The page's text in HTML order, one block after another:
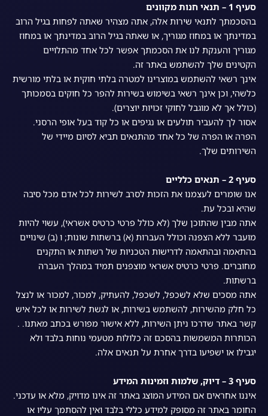
סעיף 1 – תנאי חנות מקוונים
בהסכמתך לתנאי שירות אלה, אתה מצהיר שאתה לפחות בגיל הרוב
במדינתך או במחוז מגוריך, או שאתה בגיל הרוב במדינתך או במחוז
מגוריך והענקת לנו את הסכמתך אפשר לכל אחד מהתלויים
הקטינים שלך להשתמש באתר זה.
אינך רשאי להשתמש במוצרינו למטרה בלתי חוקית או בלתי מורשית
כלשהי, וכן אינך רשאי בשימוש בשירות להפר כל חוקים בסמכותך
(כולל אך לא מוגבל לחוקי זכויות יוצרים).
אסור לך להעביר תולעים או נגיפים או כל קוד בעל אופי הרסני.
הפרה או הפרה של כל אחד מהתנאים תביא לסיום מיידי של
השירותים שלך.
סעיף 2 – תנאים כלליים
אנו שומרים לעצמנו את הזכות לסרב לשירות לכל אדם מכל סיבה
שהיא ובכל עת.
אתה מבין שהתוכן שלך (לא כולל פרטי כרטיס אשראי), עשוי להיות
מועבר ללא הצפנה וכולל העברות (א) ברשתות שונות; ו (ב) שינויים
בהתאמה ובהתאמה לדרישות הטכניות של רשתות או התקנים
מחוברים. פרטי כרטיס אשראי מוצפנים תמיד במהלך העברה
ברשתות.
אתה מסכים שלא לשכפל, לשכפל, להעתיק, למכור, למכור או לנצל
כל חלק מהשירות, להשתמש בשירות, או לגשת לשירות או לכל איש
קשר באתר שדרכו ניתן השירות, ללא אישור מפורש בכתב מאתנו. .
הכותרות המשמשות בהסכם זה כלולות מטעמי נוחות בלבד ולא
יגבילו או ישפיעו בדרך אחרת על תנאים אלה.
סעיף 3 – דיוק, שלמות וזמינות המידע
איננו אחראים אם המידע המוצג באתר זה אינו מדויק, מלא או עדכני.
החומר באתר זה מסופק למידע כללי בלבד ואין להסתמך עליו או